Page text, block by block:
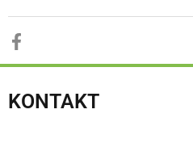
KONTAKT